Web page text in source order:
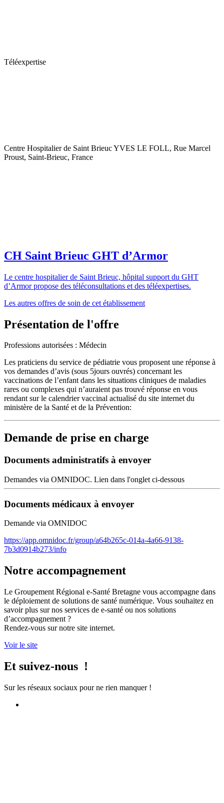
Téléexpertise
Centre Hospitalier de Saint Brieuc YVES LE FOLL, Rue Marcel
Proust, Saint-Brieuc, France
CH Saint Brieuc GHT d’Armor
Le centre hospitalier de Saint Brieuc, hôpital support du GHT
d’Armor propose des téléconsultations et des téléexpertises.
Les autres offres de soin de cet établissement
Présentation de l'offre
Professions autorisées : Médecin
Les praticiens du service de pédiatrie vous proposent une réponse à
vos demandes d’avis (sous 5jours ouvrés) concernant les
vaccinations de l’enfant dans les situations cliniques de maladies
rares ou complexes qui n’auraient pas trouvé réponse en vous
rendant sur le calendrier vaccinal actualisé du site internet du
ministère de la Santé et de la Prévention:
Demande de prise en charge
Documents administratifs à envoyer
Demandes via OMNIDOC. Lien dans l'onglet ci-dessous
Documents médicaux à envoyer
Demande via OMNIDOC
https://app.omnidoc.fr/group/a64b265c-014a-4a66-9138-
7b3d0914b273/info
Notre accompagnement
Le Groupement Régional e-Santé Bretagne vous accompagne dans
le déploiement de solutions de santé numérique. Vous souhaitez en
savoir plus sur nos services de e-santé ou nos solutions
d’accompagnement ?
Rendez-vous sur notre site internet.
Voir le site
Et suivez-nous !
Sur les réseaux sociaux pour ne rien manquer !